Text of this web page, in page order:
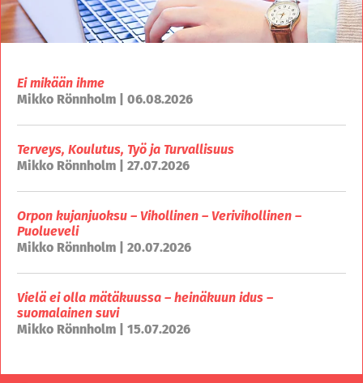
Ei mikään ihme
Mikko Rönnholm | 06.08.2026
Terveys, Koulutus, Työ ja Turvallisuus
Mikko Rönnholm | 27.07.2026
Orpon kujanjuoksu – Vihollinen – Verivihollinen –
Puolueveli
Mikko Rönnholm | 20.07.2026
Vielä ei olla mätäkuussa – heinäkuun idus –
suomalainen suvi
Mikko Rönnholm | 15.07.2026